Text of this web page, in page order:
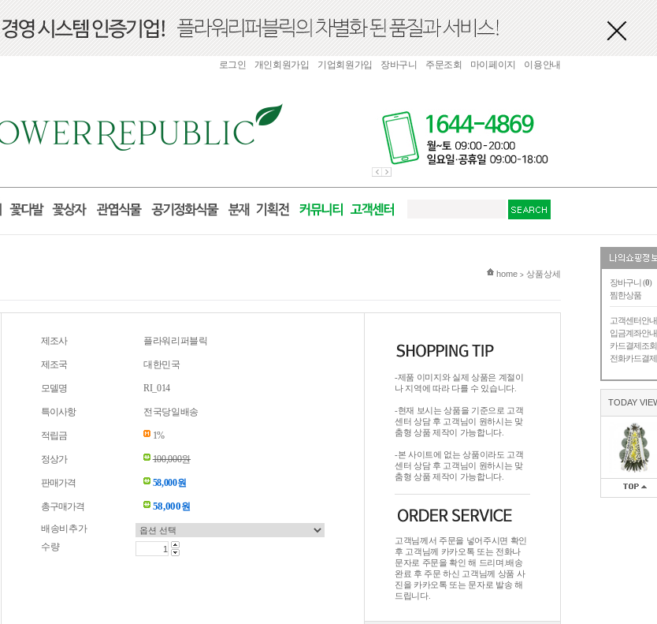
장바구니 (0)
찜한상품
고객센터안내
입금계좌안내
카드결제조회
전화카드결제
TODAY
로그인 개인회원가입 기업회원가입 장바구니 주문조회 마이페이지 이용안내
현재 위치
home > 상품상세
제조사 플라워리퍼블릭
제조국 대한민국
모델명 RI_014
특이사항 전국당일배송
적립금 1%
정상가 100,000원
판매가격 58,000원
총구매가격 58,000원
배송비추가
수량
-제품 이미지와 실제 상품은 계절이
나 지역에 따라 다를 수 있습니다.
-현재 보시는 상품을 기준으로 고객
센터 상담 후 고객님이 원하시는 맞
춤형 상품 제작이 가능합니다.
-본 사이트에 없는 상품이라도 고객
센터 상담 후 고객님이 원하시는 맞
춤형 상품 제작이 가능합니다.
고객님께서 주문을 넣어주시면 확인
후 고객님께 카카오톡 또는 전화나
문자로 주문을 확인 해 드리며.배송
완료 후 주문 하신 고객님께 상품 사
진을 카카오톡 또는 문자로 발송 해
드립니다.